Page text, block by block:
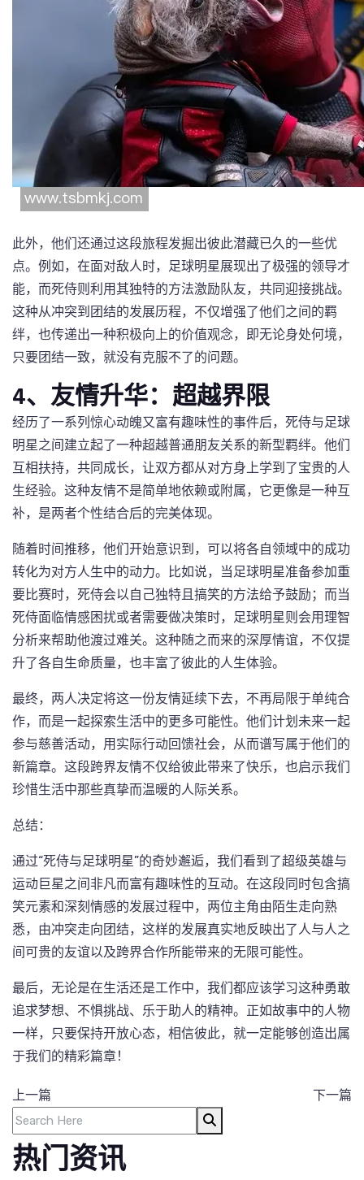
此外，他们还通过这段旅程发掘出彼此潜藏已久的一些优
点。例如，在面对敌人时，足球明星展现出了极强的领导才
能，而死侍则利用其独特的方法激励队友，共同迎接挑战。
这种从冲突到团结的发展历程，不仅增强了他们之间的羁
绊，也传递出一种积极向上的价值观念，即无论身处何境，
只要团结一致，就没有克服不了的问题。
4、友情升华：超越界限
经历了一系列惊心动魄又富有趣味性的事件后，死侍与足球
明星之间建立起了一种超越普通朋友关系的新型羁绊。他们
互相扶持，共同成长，让双方都从对方身上学到了宝贵的人
生经验。这种友情不是简单地依赖或附属，它更像是一种互
补，是两者个性结合后的完美体现。
随着时间推移，他们开始意识到，可以将各自领域中的成功
转化为对方人生中的动力。比如说，当足球明星准备参加重
要比赛时，死侍会以自己独特且搞笑的方法给予鼓励；而当
死侍面临情感困扰或者需要做决策时，足球明星则会用理智
分析来帮助他渡过难关。这种随之而来的深厚情谊，不仅提
升了各自生命质量，也丰富了彼此的人生体验。
最终，两人决定将这一份友情延续下去，不再局限于单纯合
作，而是一起探索生活中的更多可能性。他们计划未来一起
参与慈善活动，用实际行动回馈社会，从而谱写属于他们的
新篇章。这段跨界友情不仅给彼此带来了快乐，也启示我们
珍惜生活中那些真挚而温暖的人际关系。
总结：
通过“死侍与足球明星”的奇妙邂逅，我们看到了超级英雄与
运动巨星之间非凡而富有趣味性的互动。在这段同时包含搞
笑元素和深刻情感的发展过程中，两位主角由陌生走向熟
悉，由冲突走向团结，这样的发展真实地反映出了人与人之
间可贵的友谊以及跨界合作所能带来的无限可能性。
最后，无论是在生活还是工作中，我们都应该学习这种勇敢
追求梦想、不惧挑战、乐于助人的精神。正如故事中的人物
一样，只要保持开放心态，相信彼此，就一定能够创造出属
于我们的精彩篇章！
上一篇 下一篇
热门资讯